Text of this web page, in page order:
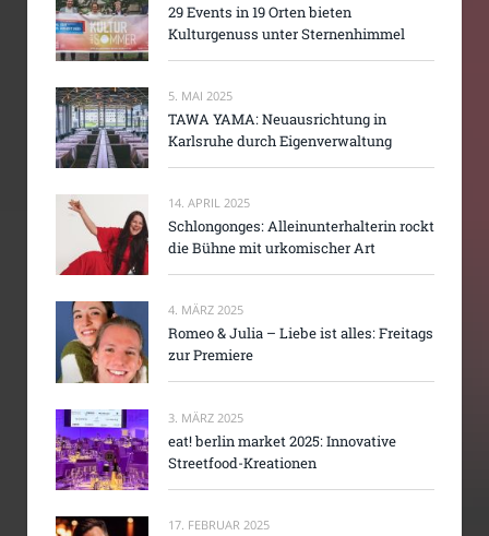
29 Events in 19 Orten bieten
Kulturgenuss unter Sternenhimmel
5. MAI 2025
TAWA YAMA: Neuausrichtung in
Karlsruhe durch Eigenverwaltung
14. APRIL 2025
Schlongonges: Alleinunterhalterin rockt
die Bühne mit urkomischer Art
4. MÄRZ 2025
Romeo & Julia – Liebe ist alles: Freitags
zur Premiere
3. MÄRZ 2025
eat! berlin market 2025: Innovative
Streetfood-Kreationen
17. FEBRUAR 2025